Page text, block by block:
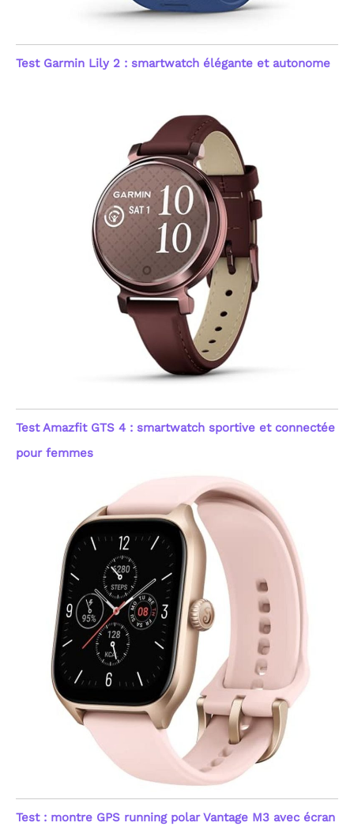
Test Garmin Lily 2 : smartwatch élégante et autonome
Test Amazfit GTS 4 : smartwatch sportive et connectée
pour femmes
Test : montre GPS running polar Vantage M3 avec écran